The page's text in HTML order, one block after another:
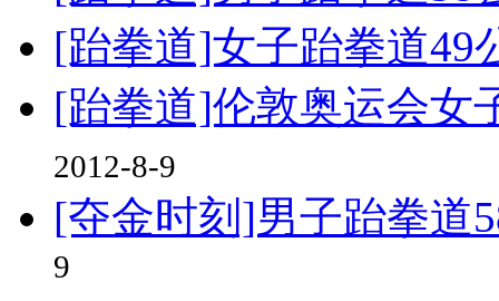
[跆拳道]女子跆拳道49
[跆拳道]伦敦奥运会女
2012-8-9
[夺金时刻]男子跆拳道
9